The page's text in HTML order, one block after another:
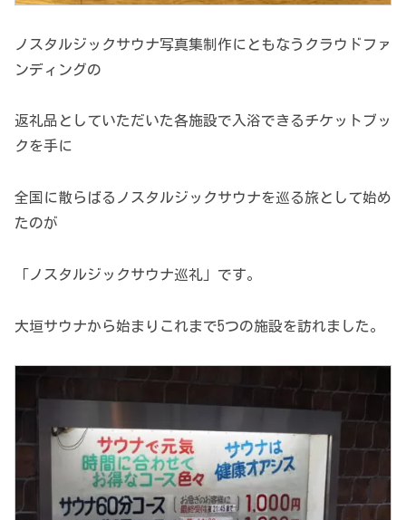
ノスタルジックサウナ写真集制作にともなうクラウドファ
ンディングの
返礼品としていただいた各施設で入浴できるチケットブッ
クを手に
全国に散らばるノスタルジックサウナを巡る旅として始め
たのが
「ノスタルジックサウナ巡礼」です。
大垣サウナから始まりこれまで5つの施設を訪れました。